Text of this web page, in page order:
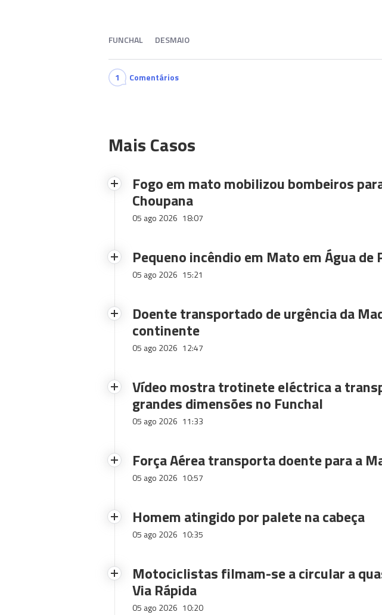
FUNCHAL DESMAIO
1 Comentários
Mais Casos
Fogo em mato mobilizou bombeiros
Choupana
05 ago 2026 18:07
Pequeno incêndio em Mato em Água de
05 ago 2026 15:21
Doente transportado de urgência da
continente
05 ago 2026 12:47
Vídeo mostra trotinete eléctrica a
grandes dimensões no Funchal
05 ago 2026 11:33
Força Aérea transporta doente para a
05 ago 2026 10:57
Homem atingido por palete na cabeça
05 ago 2026 10:35
Motociclistas filmam-se a circular a
Via Rápida
05 ago 2026 10:20